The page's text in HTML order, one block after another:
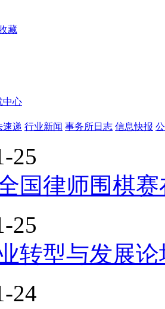
藏
中心
速递 行业新闻 事务所日志 信息快报
25
国律师围棋
25
转型与发展
24